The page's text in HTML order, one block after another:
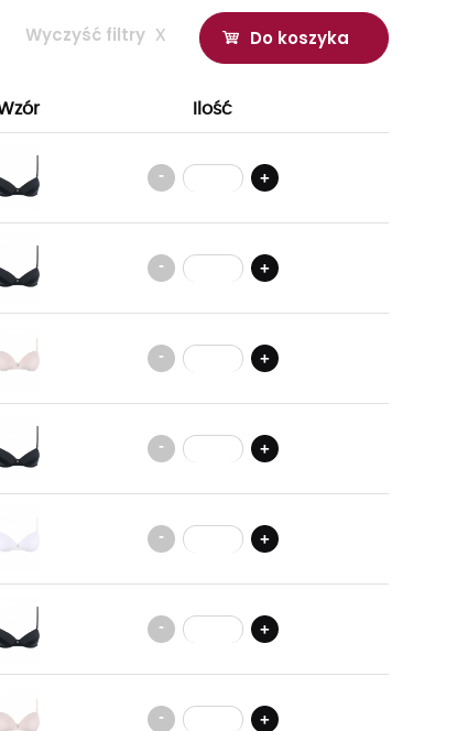
Do koszyka
Wyczyść filtry x
Ilość
- +
- +
- +
- +
- +
- +
- +